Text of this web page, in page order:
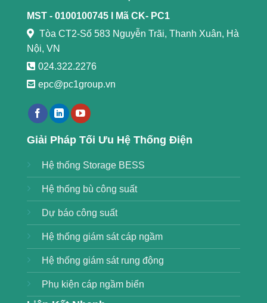
MST - 0100100745 l
Mã CK- PC1
Tòa CT2-Số 583 Nguyễn Trãi, Thanh Xuân, Hà
Nội, VN
024.322.2276
epc@pc1group.vn
Giải Pháp Tối Ưu Hệ Thống Điện
Hệ thống Storage BESS
Hệ thống bù công suất
Dự báo công suất
Hệ thống giám sát cáp ngầm
Hệ thống giám sát rung động
Phụ kiện cáp ngầm biển